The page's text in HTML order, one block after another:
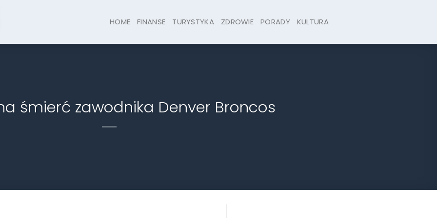
HOME FINANSE TURYSTYKA ZDROWIE PORADY KULTURA
śmierć zawodnika Denver Broncos